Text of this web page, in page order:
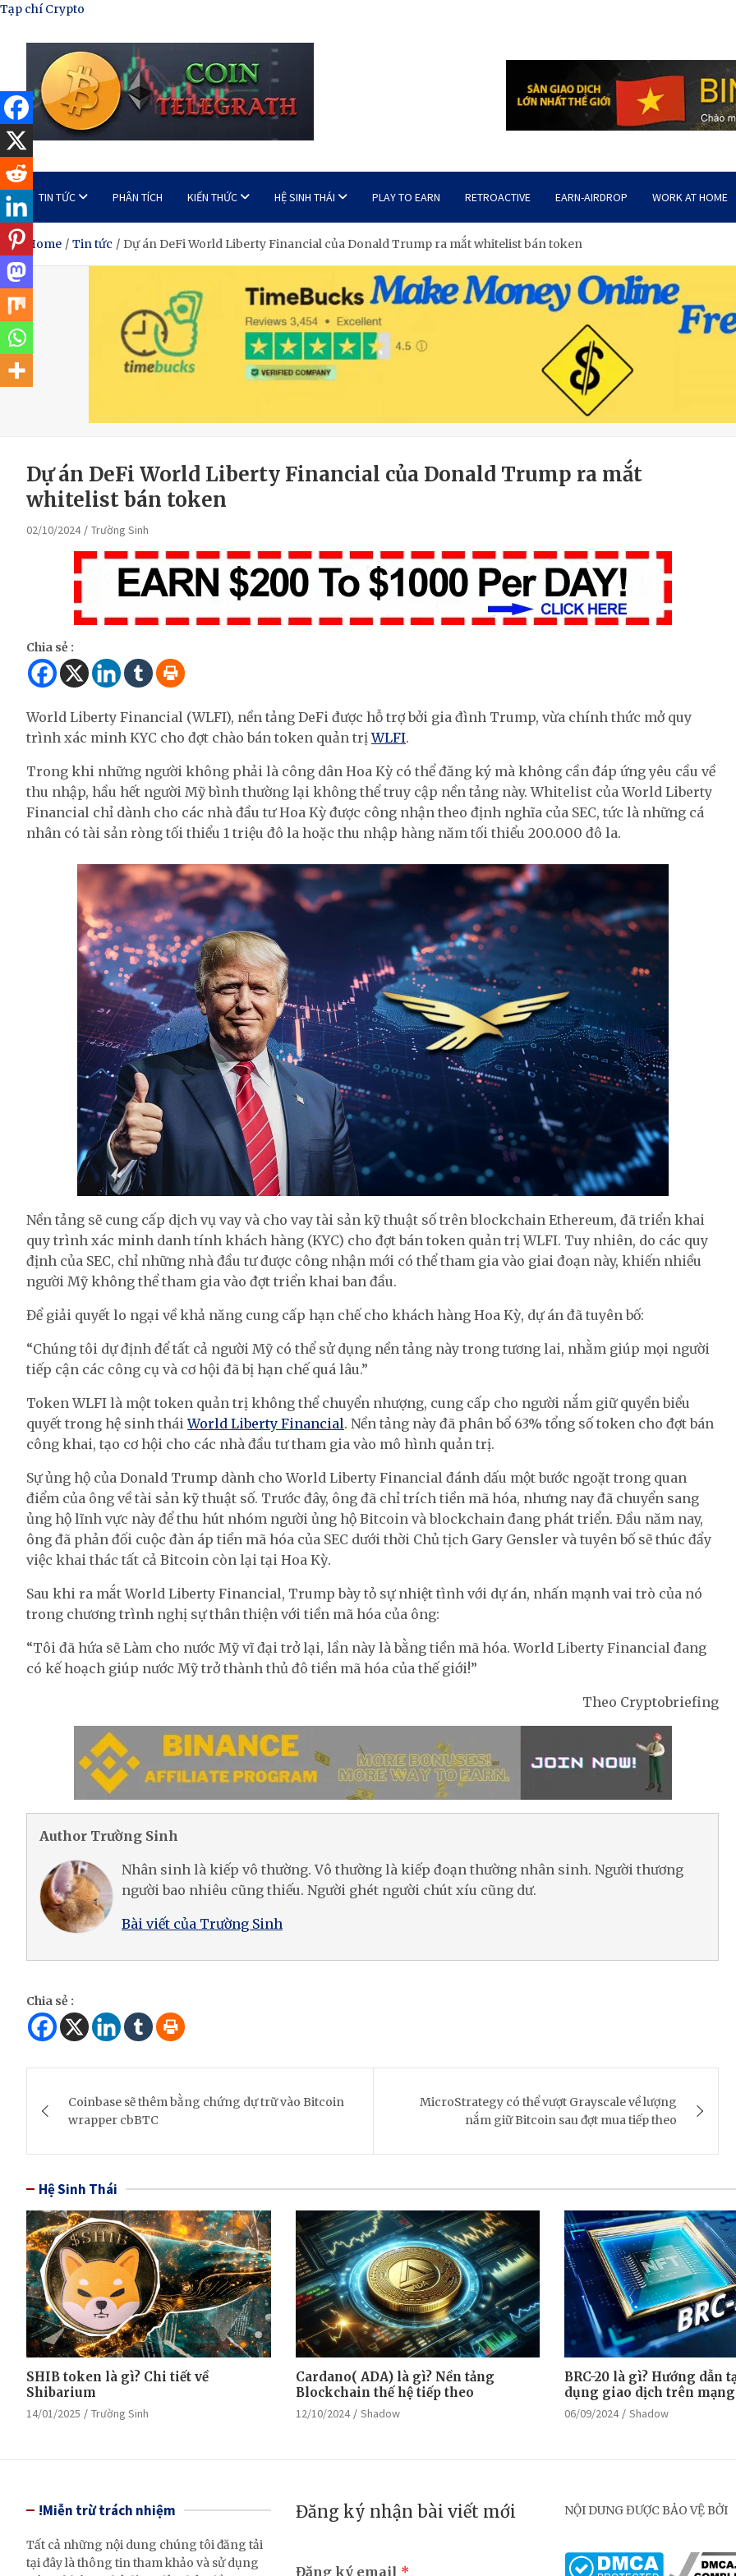
Skip
content
Tạp chí Crypto
Tạp Chí Tiền Mã Hóa
Kênh thông tin tổng hợp về tiền mã hóa
TIN TỨC PHÂN TÍCH KIẾN THỨC HỆ SINH THÁI PLAY TO EARN RETROACTIVE EARN-AIRDROP WORK AT HOME
Home Tin tức Dự án DeFi World Liberty Financial của Donald Trump ra mắt whitelist bán token
Dự án DeFi World Liberty Financial của Donald Trump ra mắt
whitelist bán token
02/10/2024 Trường Sinh
Chia sẻ :
World Liberty Financial (WLFI), nền tảng DeFi được hỗ trợ bởi gia đình Trump, vừa chính thức mở quy
trình xác minh KYC cho đợt chào bán token quản trịWLFI.
Trong khi những người không phải là công dân Hoa Kỳ có thể đăng ký mà không cần đáp ứng yêu cầu về
thu nhập, hầu hết người Mỹ bình thường lại không thể truy cập nền tảng này. Whitelist của World Liberty
Financial chỉ dành cho các nhà đầu tư Hoa Kỳ được công nhận theo định nghĩa của SEC, tức là những cá
nhân có tài sản ròng tối thiểu 1 triệu đô la hoặc thu nhập hàng năm tối thiểu 200.000 đô la.
Nền tảng sẽ cung cấp dịch vụ vay và cho vay tài sản kỹ thuật số trên blockchain Ethereum, đã triển khai
quy trình xác minh danh tính khách hàng (KYC) cho đợt bán token quản trị WLFI. Tuy nhiên, do các quy
định của SEC, chỉ những nhà đầu tư được công nhận mới có thể tham gia vào giai đoạn này, khiến nhiều
người Mỹ không thể tham gia vào đợt triển khai ban đầu.
Để giải quyết lo ngại về khả năng cung cấp hạn chế cho khách hàng Hoa Kỳ, dự án đã tuyên bố:
“Chúng tôi dự định để tất cả người Mỹ có thể sử dụng nền tảng này trong tương lai, nhằm giúp mọi người
tiếp cận các công cụ và cơ hội đã bị hạn chế quá lâu.”
Token WLFI là một token quản trị không thể chuyển nhượng, cung cấp cho người nắm giữ quyền biểu
quyết trong hệ sinh tháiWorld Liberty Financial. Nền tảng này đã phân bổ 63% tổng số token cho đợt bán
công khai, tạo cơ hội cho các nhà đầu tư tham gia vào mô hình quản trị.
Sự ủng hộ của Donald Trump dành cho World Liberty Financial đánh dấu một bước ngoặt trong quan
điểm của ông về tài sản kỹ thuật số. Trước đây, ông đã chỉ trích tiền mã hóa, nhưng nay đã chuyển sang
ủng hộ lĩnh vực này để thu hút nhóm người ủng hộ Bitcoin và blockchain đang phát triển. Đầu năm nay,
ông đã phản đối cuộc đàn áp tiền mã hóa của SEC dưới thời Chủ tịch Gary Gensler và tuyên bố sẽ thúc đẩy
việc khai thác tất cả Bitcoin còn lại tại Hoa Kỳ.
Sau khi ra mắt World Liberty Financial, Trump bày tỏ sự nhiệt tình với dự án, nhấn mạnh vai trò của nó
trong chương trình nghị sự thân thiện với tiền mã hóa của ông:
“Tôi đã hứa sẽ Làm cho nước Mỹ vĩ đại trở lại, lần này là bằng tiền mã hóa. World Liberty Financial đang
có kế hoạch giúp nước Mỹ trở thành thủ đô tiền mã hóa của thế giới!”
Theo Cryptobriefing
Author Trường Sinh
Nhân sinh là kiếp vô thường. Vô thường là kiếp đoạn thường nhân sinh. Người thương
người bao nhiêu cũng thiếu. Người ghét người chút xíu cũng dư.
Bài viết của Trường Sinh
Chia sẻ :
navigation
Coinbase sẽ thêm bằng chứng dự trữ vào Bitcoin
wrapper cbBTC
MicroStrategy có thể vượt Grayscale về lượng
nắm giữ Bitcoin sau đợt mua tiếp theo
Hệ Sinh Thái
SHIB token là gì? Chi tiết về
Shibarium
14/01/2025 Trường Sinh
Cardano( ADA) là gì? Nền tảng
Blockchain thế hệ tiếp theo
12/10/2024 Shadow
BRC-20 là gì? Hướng dẫn
dụng giao dịch trên mạng
06/09/2024 Shadow
!Miễn trừ trách nhiệm
Tất cả những nội dung chúng tôi đăng tải
tại đây là thông tin tham khảo và sử dụng
Đăng ký nhận bài viết mới
Đăng ký email *
NỘI DUNG ĐƯỢC BẢO VỆ BỞI